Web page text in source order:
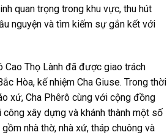
quan trọng trong khu vực, thu hút
nguyện và tìm kiếm sự gắn kết với
Cao Thọ Lành đã được giao trách
Hòa, kế nhiệm Cha Giuse. Trong thời
xứ, Cha Phêrô cùng với cộng đồng
xây dựng và khánh thành một số
nhà thờ, nhà xứ, tháp chuông và